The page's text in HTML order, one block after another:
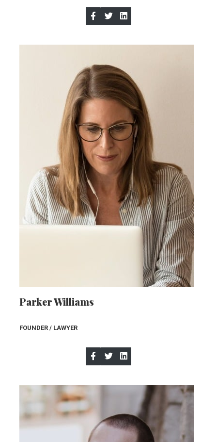
Parker Williams
FOUNDER / LAWYER